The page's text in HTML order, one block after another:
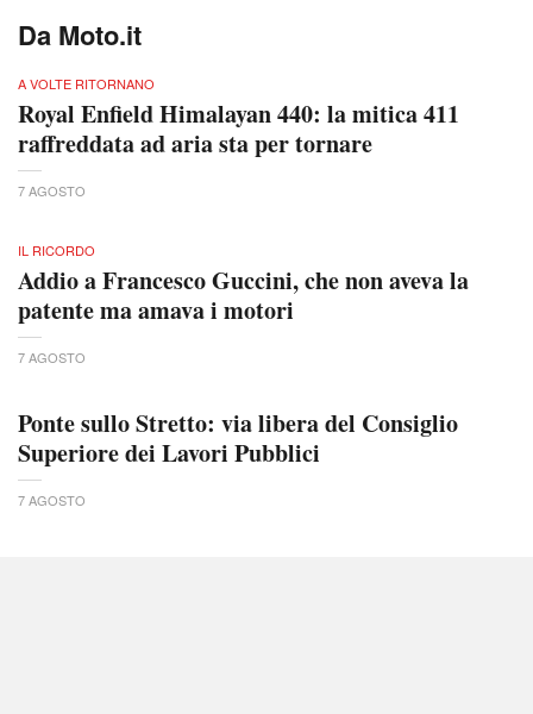
Da Moto.it
A VOLTE RITORNANO
Royal Enfield Himalayan 440: la mitica 411
raffreddata ad aria sta per tornare
7 AGOSTO
IL RICORDO
Addio a Francesco Guccini, che non aveva la
patente ma amava i motori
7 AGOSTO
Ponte sullo Stretto: via libera del Consiglio
Superiore dei Lavori Pubblici
7 AGOSTO